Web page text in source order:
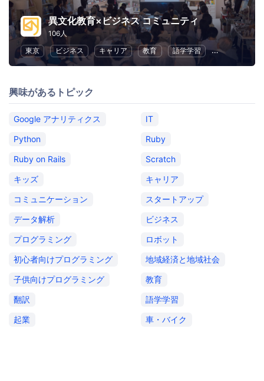
異文化教育×ビジネス コミュニティ
106人
東京
ビジネス キャリア 教育 語学学習 コミュニケー
興味があるトピック
Google アナリティクス
IT
Python
Ruby
Ruby on Rails
Scratch
キッズ
キャリア
コミュニケーション
スタートアップ
データ解析
ビジネス
プログラミング
ロボット
初心者向けプログラミング
地域経済と地域社会
子供向けプログラミング
教育
翻訳
語学学習
起業
車・バイク